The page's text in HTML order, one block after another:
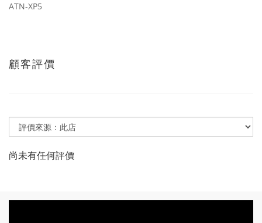
ATN-XP5
顧客評價
尚未有任何評價